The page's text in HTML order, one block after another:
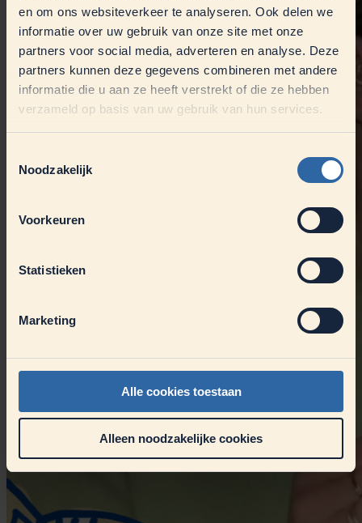
en om ons websiteverkeer te analyseren. Ook delen we
informatie over uw gebruik van onze site met onze
partners voor social media, adverteren en analyse. Deze
partners kunnen deze gegevens combineren met andere
informatie die u aan ze heeft verstrekt of die ze hebben
verzameld op basis van uw gebruik van hun services.
Noodzakelijk
Voorkeuren
Statistieken
Marketing
Alle cookies toestaan
Alleen noodzakelijke cookies